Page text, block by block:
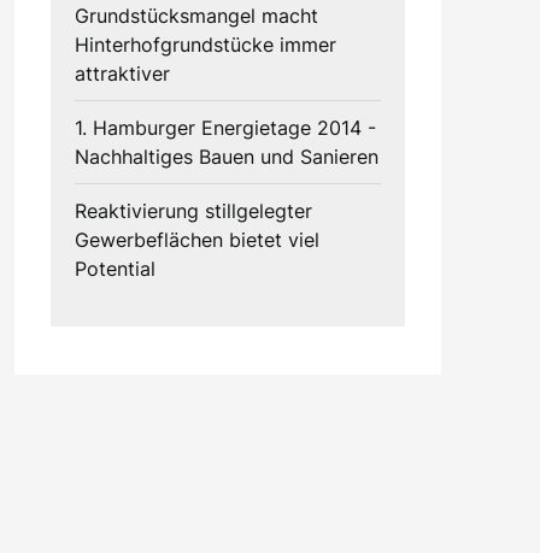
Grundstücksmangel macht
Hinterhofgrundstücke immer
attraktiver
1. Hamburger Energietage 2014 -
Nachhaltiges Bauen und Sanieren
Reaktivierung stillgelegter
Gewerbeflächen bietet viel
Potential